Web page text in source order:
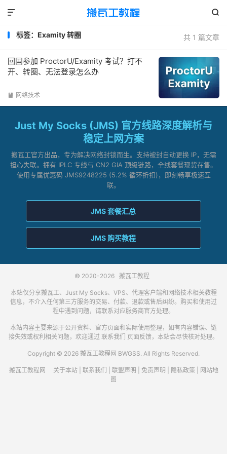


共 1 篇文章
标签：Examity 转圈
回国参加 ProctorU/Examity 考试？打不
开、转圈、无法登录怎么办
 网络技术
Just My Socks (JMS) 官方线路深度解析与
稳定上网方案
搬瓦工官方出品，专为解决网络封锁而生。支持被封自动更换 IP，无需
担心失联。拥有 IPLC 专线与 CN2 GIA 顶级链路，全线套餐现货在售。
使用专属优惠码 JMS9248225 (5.2% 循环折扣)，即刻畅享极速互
联。
JMS 套餐汇总
JMS 购买教程
© 2020-2026 搬瓦工教程
本站仅分享搬瓦工、Just My Socks、VPS、代理客户端和网络技术相关教程
信息，不介入任何第三方服务的交易、付款、退款或售后纠纷。购买和使用过
程中遇到问题，请联系对应服务商官方处理。
本站内容主要来源于公开资料、官方页面和实际使用整理，如有内容错误、链
接失效或权利相关问题，欢迎通过 联系我们 页面反馈，本站会尽快核对处理。
Copyright © 2026 搬瓦工教程网 BWGSS. All Rights Reserved.
搬瓦工教程网 关于本站| 联系我们 联盟声明 免责声明 隐私政策
网站地
图